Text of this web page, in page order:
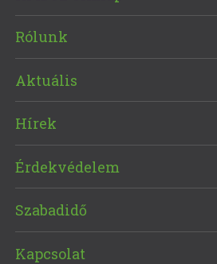
Rólunk
Aktuális
Hírek
Érdekvédelem
Szabadidő
Kapcsolat